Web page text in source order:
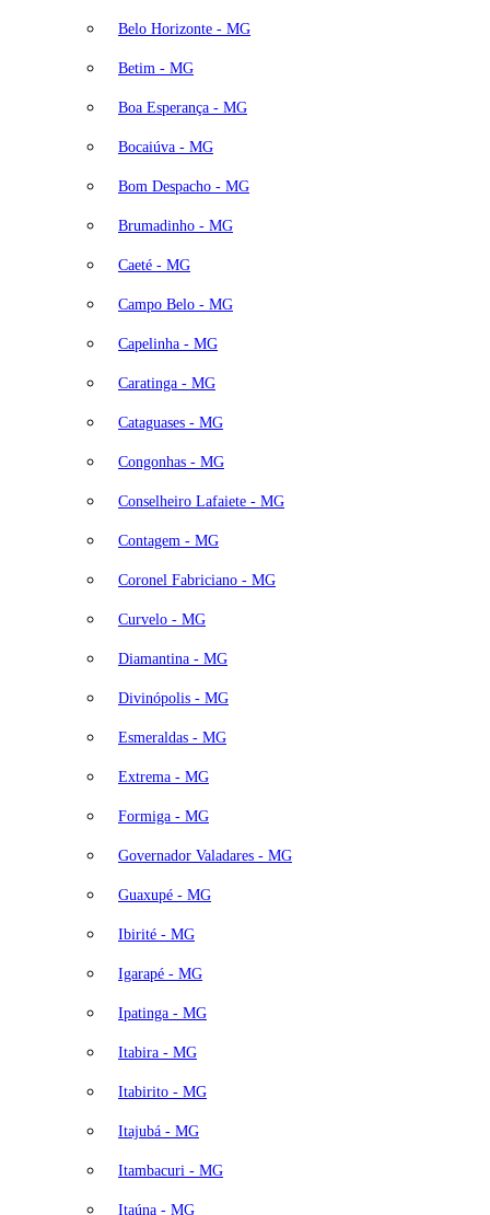
Belo Horizonte - MG
Betim - MG
Boa Esperança - MG
Bocaiúva - MG
Bom Despacho - MG
Brumadinho - MG
Caeté - MG
Campo Belo - MG
Capelinha - MG
Caratinga - MG
Cataguases - MG
Congonhas - MG
Conselheiro Lafaiete - MG
Contagem - MG
Coronel Fabriciano - MG
Curvelo - MG
Diamantina - MG
Divinópolis - MG
Esmeraldas - MG
Extrema - MG
Formiga - MG
Governador Valadares - MG
Guaxupé - MG
Ibirité - MG
Igarapé - MG
Ipatinga - MG
Itabira - MG
Itabirito - MG
Itajubá - MG
Itambacuri - MG
Itaúna - MG